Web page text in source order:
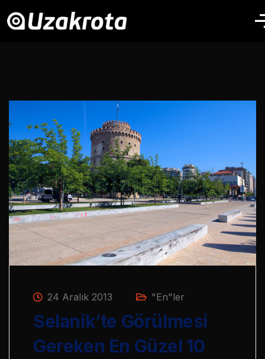
24 Aralık 2013 "En"ler
Selanik’te Görülmesi
Gereken En Güzel 10